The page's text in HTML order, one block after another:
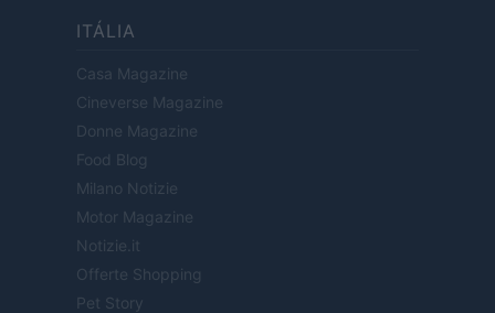
ITÁLIA
Casa Magazine
Cineverse Magazine
Donne Magazine
Food Blog
Milano Notizie
Motor Magazine
Notizie.it
Offerte Shopping
Pet Story